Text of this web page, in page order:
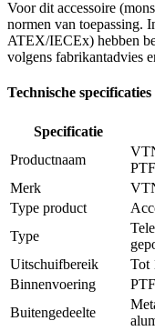
Voor dit accessoire
normen van toepassing.
ATEX/IECEx) hebben
volgens fabrikantadvies
Technische specificaties
Specificatie
Productnaam
Merk
Type product
Type
Uitschuifbereik
Tot
Binnenvoering
Buitengedeelte